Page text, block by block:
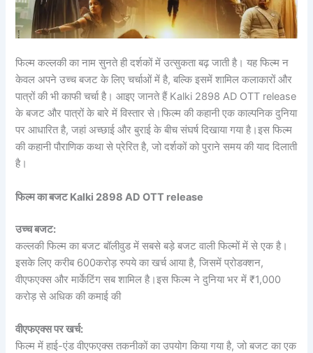
फिल्म कल्लकी का नाम सुनते ही दर्शकों में उत्सुकता बढ़ जाती है। यह फिल्म न
केवल अपने उच्च बजट के लिए चर्चाओं में है, बल्कि इसमें शामिल कलाकारों और
पात्रों की भी काफी चर्चा है। आइए जानते हैं Kalki 2898 AD OTT release
के बजट और पात्रों के बारे में विस्तार से।फिल्म की कहानी एक काल्पनिक दुनिया
पर आधारित है, जहां अच्छाई और बुराई के बीच संघर्ष दिखाया गया है।इस फिल्म
की कहानी पौराणिक कथा से प्रेरित है, जो दर्शकों को पुराने समय की याद दिलाती
है।
फिल्म का बजट Kalki 2898 AD OTT release
उच्च बजट:
कल्लकी फिल्म का बजट बॉलीवुड में सबसे बड़े बजट वाली फिल्मों में से एक है।
इसके लिए करीब 600करोड़ रुपये का खर्च आया है, जिसमें प्रोडक्शन,
वीएफएक्स और मार्केटिंग सब शामिल है।इस फिल्म ने दुनिया भर में ₹1,000
करोड़ से अधिक की कमाई की
वीएफएक्स पर खर्च:
फिल्म में हाई-एंड वीएफएक्स तकनीकों का उपयोग किया गया है, जो बजट का एक